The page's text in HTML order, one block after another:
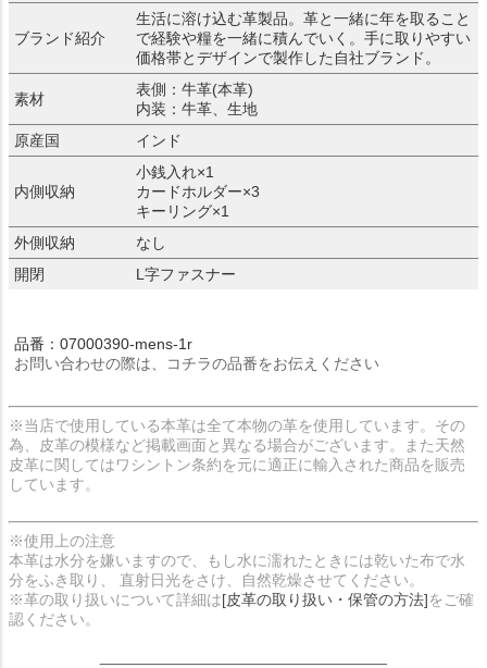
ブランド紹介
生活に溶け込む革製品。革と一緒に年を取ること
で経験や糧を一緒に積んでいく。手に取りやすい
価格帯とデザインで製作した自社ブランド。
素材
表側：牛革(本革)
内装：牛革、生地
原産国
インド
内側収納
小銭入れ×1
カードホルダー×3
キーリング×1
外側収納
なし
開閉
L字ファスナー
品番：07000390-mens-1r
お問い合わせの際は、コチラの品番をお伝えください
※当店で使用している本革は全て本物の革を使用しています。その
為、皮革の模様など掲載画面と異なる場合がございます。また天然
皮革に関してはワシントン条約を元に適正に輸入された商品を販売
しています。
※使用上の注意
本革は水分を嫌いますので、もし水に濡れたときには乾いた布で水
分をふき取り、 直射日光をさけ、自然乾燥させてください。
※革の取り扱いについて詳細は[皮革の取り扱い・保管の方法]をご確
認ください。